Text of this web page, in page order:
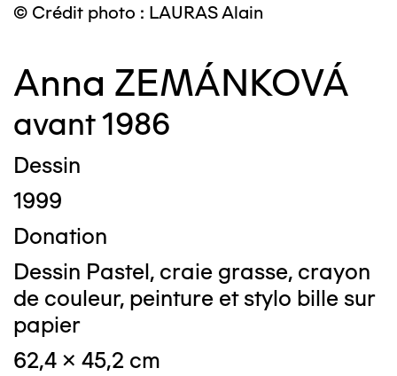
© Crédit photo : LAURAS Alain
Anna ZEMÁNKOVÁ
avant 1986
Dessin
1999
Donation
Dessin Pastel, craie grasse, crayon
de couleur, peinture et stylo bille sur
papier
62,4 x 45,2 cm